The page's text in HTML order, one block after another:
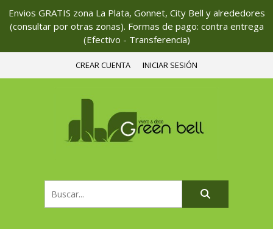
Envios GRATIS zona La Plata, Gonnet, City Bell y alrededores
(consultar por otras zonas). Formas de pago: contra entrega
(Efectivo - Transferencia)
CREAR CUENTA INICIAR SESIÓN